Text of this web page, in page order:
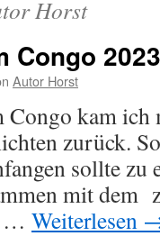
Horst
Congo 2023
Autor Horst
Congo kam
zurück.
sollte zu
mit dem
… Weiterlesen